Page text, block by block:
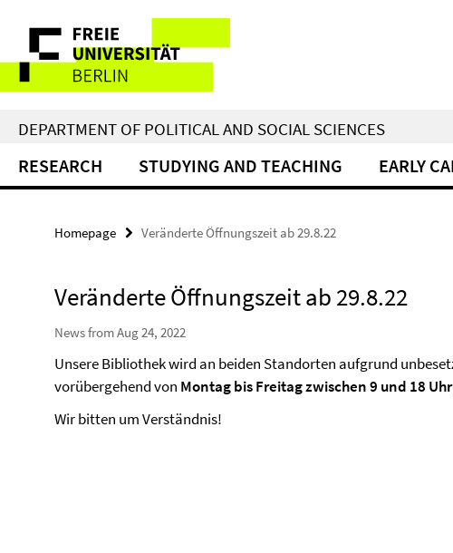
direkt
Inhalt
Service
Navigation
DEPARTMENT OF POLITICAL AND SOCIAL SCIENCES
RESEARCH STUDYING AND TEACHING EARLY
Homepage Veränderte Öffnungszeit ab 29.8.22
Veränderte Öffnungszeit ab 29.8.22
News from Aug 24, 2022
Unsere Bibliothek wird an beiden Standorten aufgrund
vorübergehend von Montag bis Freitag zwischen 9 und 18 Uhr
Wir bitten um Verständnis!